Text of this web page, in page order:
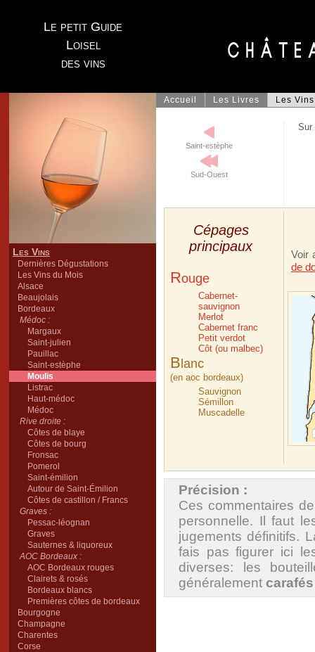
Le petit Guide
Loisel
des vins
Les Vins
Dernières Dégustations
Les Vins du Mois
Alsace
Beaujolais
Bordeaux
Médoc :
Margaux
Saint-julien
Pauillac
Saint-estèphe
Moulis
Listrac
Haut-médoc
Médoc
Rive droite :
Côtes de blaye
Côtes de bourg
Fronsac
Pomerol
Saint-émilion
Autour de Saint-Émilion
Côtes de castillon / Francs
Graves :
Pessac-léognan
Graves
Sauternes & liquoreux
AOC Bordeaux :
AOC Bordeaux rouges
Clairets & rosés
Bordeaux blancs
Premières côtes de bordeaux
Bourgogne
Champagne
Charentes
Corse
Accueil Les Livres Les Vins
Saint-estèphe
Sud-Ouest
Sur
Cépages
principaux
Rouge
Cabernet-
sauvignon
Merlot
Cabernet franc
Petit verdot
Côt (ou malbec)
B lanc
(en aoc bordeaux)
Sauvignon
Sémillon
Muscadelle
Voir
de
Précision :
Ces commentaires
personnelle. Il faut
jugements définitifs.
fais pas figurer ici
diverses: les
généralement